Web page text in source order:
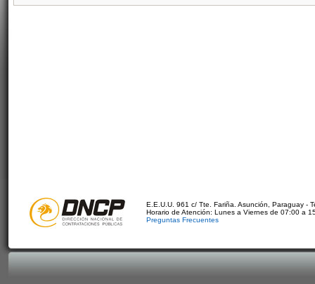
E.E.U.U. 961 c/ Tte. Fariña. Asunción, Paraguay -
Horario de Atención: Lunes a Viernes de 07:00 a
Preguntas Frecuentes